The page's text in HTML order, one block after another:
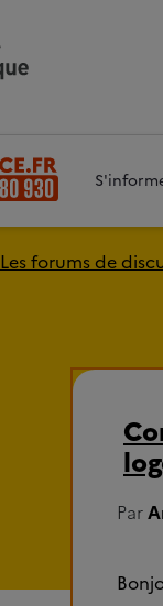
Les forums de
Par